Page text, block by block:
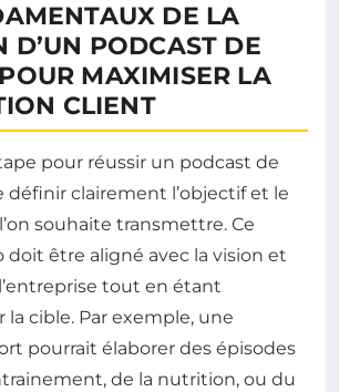
DE LA
D’UN PODCAST DE
MAXIMISER LA
CLIENT
pour réussir un podcast de
définir clairement l’objectif et le
souhaite transmettre. Ce
être aligné avec la vision et
tout en étant
cible. Par exemple, une
pourrait élaborer des épisodes
de la nutrition, ou du